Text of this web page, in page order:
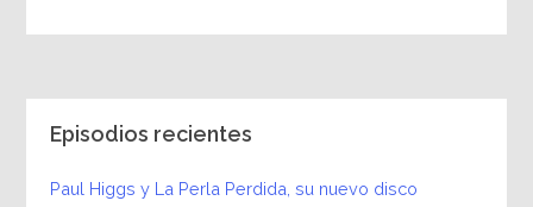
Episodios recientes
Paul Higgs y La Perla Perdida, su nuevo disco